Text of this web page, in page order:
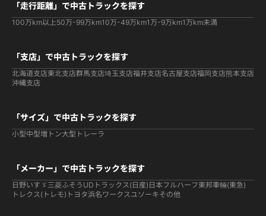
「走行距離」で中古トラックを探す
100万km以上50万-99万km10万-49万km1万-9万km1万km未満
「支店」で中古トラックを探す
北海道支店東北支店群馬支店埼玉支店福井支店名古屋支店福岡支店熊本支店
沖縄支店
「サイズ」で中古トラックを探す
小型中型増トン大型 トレーラ
「メーカー」で中古トラックを探す
日野いすゞ 三菱ふそう UDトラックス(日産) 日本フルハーフ 東邦車輛(東急)
トレクス(トレモ) トヨタ浜名ワークスユソーキその他